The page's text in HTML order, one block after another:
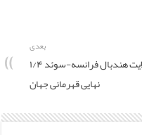
بعدی
هایلایت هندبال فرانسه-سوئد ۱/۴
نهایی قهرمانی جهان